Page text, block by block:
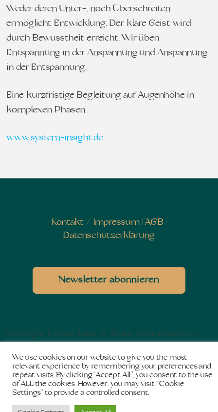
Weder deren Unter-, noch Überschreiten
ermöglicht Entwicklung. Der klare Geist wird
durch Bewusstheit erreicht. Wir üben
Entspannung in der Anspannung und Anspannung
in der Entspannung.
Eine kurzfristige Begleitung auf Augenhöhe in
komplexen Phasen.
www.system-insight.de
Kontakt / Impressum| AGB|
Datenschutzerklärung
Newsletter abonnieren
Copyright © 2026 Salon de Shakti. Stolz präsentiert
We use cookies on our website to give you the most
relevant experience by remembering your preferences and
repeat visits. By clicking “Accept All”, you consent to the use
of ALL the cookies. However, you may visit "Cookie
Settings" to provide a controlled consent.